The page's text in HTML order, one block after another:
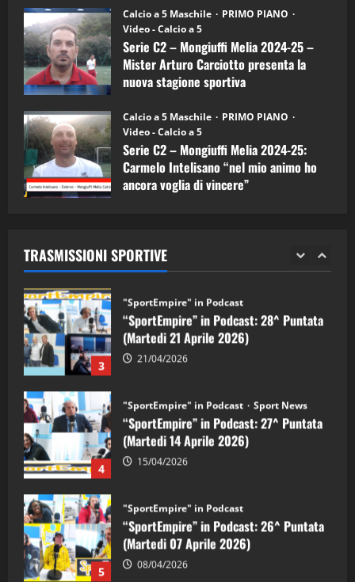
Calcio a 5 Maschile
PRIMO PIANO
Video - Calcio a 5
Serie C2 – Mongiuffi Melia 2024-25 –
Mister Arturo Carciotto presenta la
nuova stagione sportiva
Calcio a 5 Maschile
PRIMO PIANO
Video - Calcio a 5
Serie C2 – Mongiuffi Melia 2024-25:
Carmelo Intelisano “nel mio animo ho
ancora voglia di vincere”
TRASMISSIONI SPORTIVE
5
“SportEmpire” in Podcast: 26^ Puntata
(Martedi 07 Aprile 2026)
08/04/2026
1
“SportEmpire” in Podcast: 30^ Puntata
(Martedi 05 Maggio 2026)
08/05/2026
2 28/04/2026
3
"SportEmpire" in Podcast
“SportEmpire” in Podcast: 28^ Puntata
(Martedi 21 Aprile 2026)
21/04/2026
4
"SportEmpire" in Podcast Sport News
“SportEmpire” in Podcast: 27^ Puntata
(Martedi 14 Aprile 2026)
15/04/2026
5
"SportEmpire" in Podcast
“SportEmpire” in Podcast: 26^ Puntata
(Martedi 07 Aprile 2026)
08/04/2026